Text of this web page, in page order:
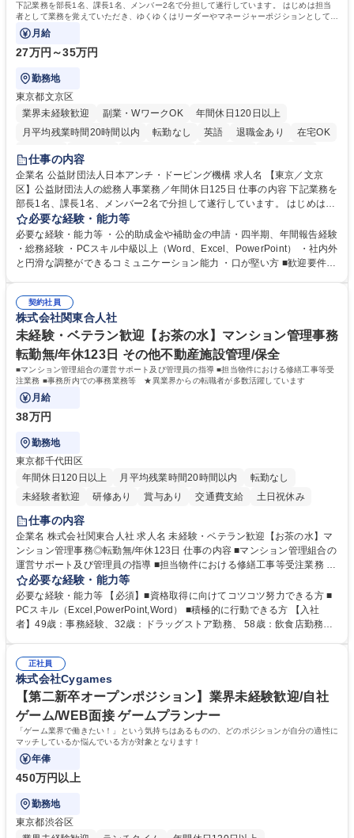
下記業務を部長1名、課長1名、メンバー2名で分担して遂行しています。 はじめは担当
者として業務を覚えていただき、ゆくゆくはリーダーやマネージャーポジションとして活
躍いただくことを期待しています。
月給
27万円～35万円
勤務地
東京都文京区
業界未経験歓迎
副業・WワークOK
年間休日120日以上
月平均残業時間20時間以内
転勤なし 英語 退職金あり
在宅OK
賞与あり
育休あり
食事補助あり
仕事の内容
企業名 公益財団法人日本アンチ・ドーピング機構 求人名 【東京／文京
区】公益財団法人の総務人事業務／年間休日125日 仕事の内容 下記業務を
部長1名、課長1名、メンバー2名で分担して遂行しています。 はじめは担
当者として業務を覚えていただき、ゆくゆくはリーダーやマネージャーポ
ジションとして活躍いただくことを期待しています。 【総務・人事グルー
プの業務内容】 ・人事制度関連 ・採用活動 ・教育研修の企画、実行 ・勤
怠管理 ・官公庁への各種提出 ・法定の会議運営（評議員会、理事会） ・
管理 ・福利厚生関連 ・職員からの問合せ、相談対応 ・その他日常の総務
業務全般 募集職種 【東京／文京区】公益財団法人の総務人事業務／年間
休日125日
必要な経験・能力等
必要な経験・能力等 ・公的助成金や補助金の申請・四半期、年間報告経験
・総務経験 ・PCスキル中級以上（Word、Excel、PowerPoint） ・社内外
と円滑な調整ができるコミュニケーション能力 ・口が堅い方 ■歓迎要件
契約社員
株式会社関東合人社
未経験・ベテラン歓迎【お茶の水】マンション管理事務
転勤無/年休123日 その他不動産施設管理/保全
■マンション管理組合の運営サポート及び管理員の指導 ■担当物件における修繕工事等受
注業務 ■事務所内での事務業務等 ★異業界からの転職者が多数活躍しています
月給
38万円
勤務地
東京都千代田区
年間休日120日以上
月平均残業時間20時間以内
転勤なし
未経験者歓迎
研修あり 賞与あり 交通費支給 土日祝休み
仕事の内容
企業名 株式会社関東合人社 求人名 未経験・ベテラン歓迎【お茶の水】マ
ンション管理事務◎転勤無/年休123日 仕事の内容 ■マンション管理組合の
運営サポート及び管理員の指導 ■担当物件における修繕工事等受注業務 ■
事務所内での事務業務等 ★異業界からの転職者が多数活躍しています
【年収補足】532万円 ＋別途インセンティヴで平均約100万円/年（昨年度
実績） ＋管理業務主任者資格手当50,000円/月 ★親会社である株式会社合
人社計画研究所社のグループ会社として、質の高いサービスと適性価格を
無/年休123日
必要な経験・能力等
必要な経験・能力等 【必須】■資格取得に向けてコツコツ努力できる方 ■
PCスキル（Excel,PowerPoint,Word） ■積極的に行動できる方 【入社
者】49歳：事務経験、32歳：ドラッグストア勤務、 58歳：飲食店勤務
得出来ております！ 【魅力】■フレックス制度、未経験からでも下限年収
を一律支給！ ■管理業務主任者資格取得後には50,000円/月の手当あり！
学歴・資格 学歴：大学院 大学 高専 短大 専修学校 高校 語学力： 資格：第
一種運転免許普通自動車
正社員
株式会社Cygames
【第二新卒オープンポジション】業界未経験歓迎/自社
ゲーム/WEB面接 ゲームプランナー
「ゲーム業界で働きたい！」という気持ちはあるものの、どのポジションが自分の適性に
マッチしているか悩んでいる方が対象となります！
年俸
450万円以上
勤務地
東京都渋谷区